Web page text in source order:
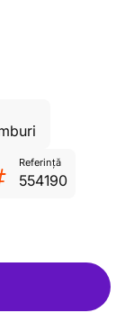
Referință
554190